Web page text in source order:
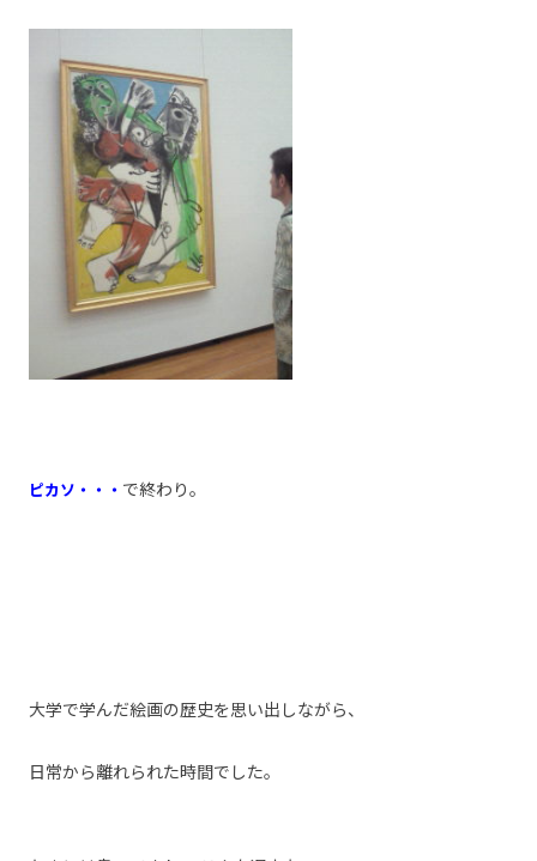
ピカソ・・・ で終わり。
大学で学んだ絵画の歴史を思い出しながら、
日常から離れられた時間でした。